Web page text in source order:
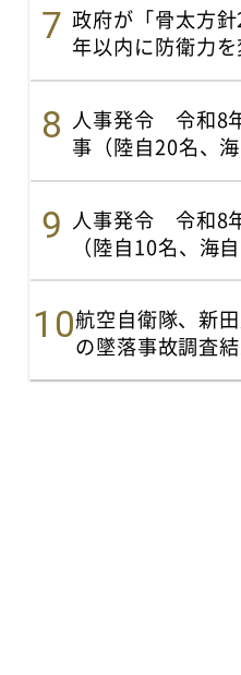
政府が「骨太方
年以内に防衛力を
人事発令 令和8
事（陸自20名、
人事発令 令和8
（陸自10名、海
航空自衛隊、新
の墜落事故調査